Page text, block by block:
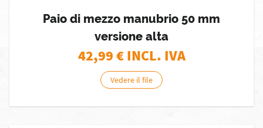
Paio di mezzo manubrio 50 mm
versione alta
42,99€ INCL. IVA
Vedere il file